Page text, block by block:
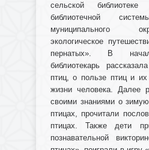
сельской библиотеке
библиотечной
муниципального
экологическое
пернатых». В
библиотекарь
птиц, о пользе птиц и
жизни человека. Далее
своими знаниями о
птицах, прочитали
птицах. Также дети
познавательной